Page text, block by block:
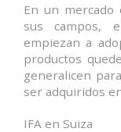
En un
sus campos,
empiezan a
productos
generalicen
ser adquiridos
IFA en Suiza